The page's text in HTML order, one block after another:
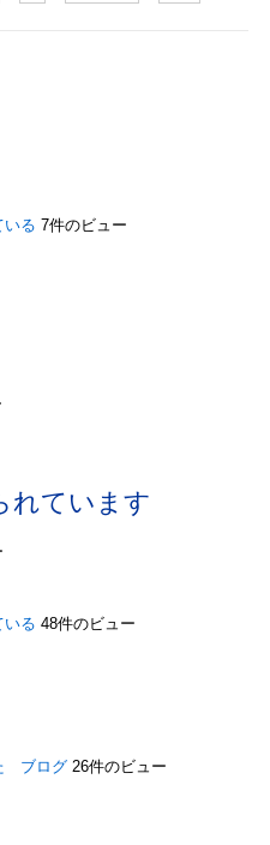
いる 7件のビュー
れています
いる 48件のビュー
ブログ 26件のビュー